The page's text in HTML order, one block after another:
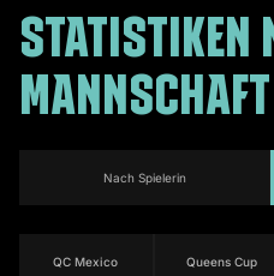
STATISTIKEN
MANNSCHAFT
nach Spielerin
QC Mexico Queens Cup